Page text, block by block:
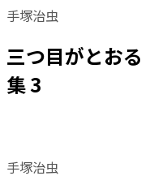
手塚治虫
三つ目がとおる
集 3
手塚治虫